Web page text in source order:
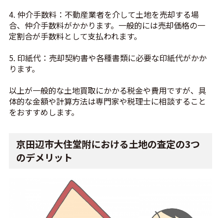
4. 仲介手数料：不動産業者を介して土地を売却する場
合、仲介手数料がかかります。一般的には売却価格の一
定割合が手数料として支払われます。
5. 印紙代：売却契約書や各種書類に必要な印紙代がかか
ります。
以上が一般的な土地買取にかかる税金や費用ですが、具
体的な金額や計算方法は専門家や税理士に相談すること
をおすすめします。
京田辺市大住堂附における土地の査定の3つ
のデメリット